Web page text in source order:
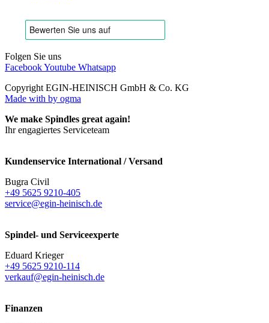
Folgen Sie uns
FacebookYoutube Whatsapp
Copyright EGIN-HEINISCH GmbH & Co. KG
Made with by ogma
We make Spindles great again!
Ihr engagiertes Serviceteam
Kundenservice International / Versand
Bugra Civil
+49 5625 9210-405
service@egin-heinisch.de
Spindel- und Serviceexperte
Eduard Krieger
+49 5625 9210-114
verkauf@egin-heinisch.de
Finanzen